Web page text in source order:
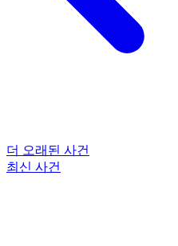
더 오래된 사건
최신 사건